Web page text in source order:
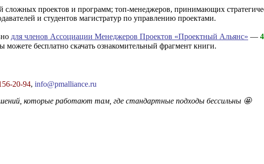
сложных проектов и программ; топ-менеджеров, принимающих
и студентов магистратур по управлению проектами.
для членов Ассоциации Менеджеров Проектов «Проектный Альянс» —
можете бесплатно скачать ознакомительный фрагмент книги.
20-94, info@pmalliance.ru
которые работают там, где стандартные подходы бессильны 🤩